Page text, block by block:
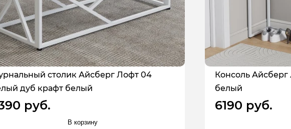
столик Айсберг Лофт 04
дуб крафт белый
руб.
В корзину
Консоль
белый
6190 руб.